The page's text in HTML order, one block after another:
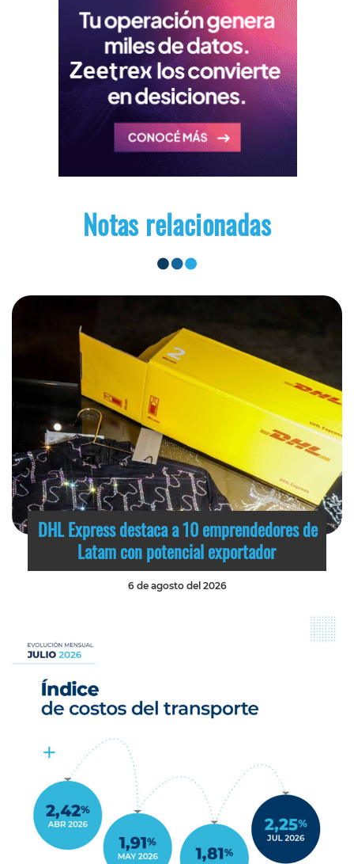
Notas relacionadas
DHL Express destaca a 10 emprendedores de
Latam con potencial exportador
6 de agosto del 2026